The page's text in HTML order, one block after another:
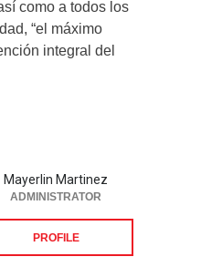
como a todos los
“el máximo
integral del
Mayerlin Martinez
ADMINISTRATOR
PROFILE